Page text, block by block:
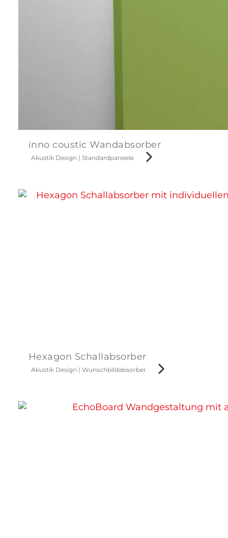
inno coustic Wandabsorber
Akustik Design | Standardpaneele
Hexagon Schallabsorber
Akustik Design | Wunschbildabsorber